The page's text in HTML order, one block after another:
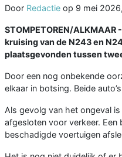
Door Redactie op 9 mei
STOMPETOREN/
kruising van de N243 en
plaatsgevonden tussen
Door een nog onbekende
elkaar in botsing. Beide
Als gevolg van het ongeval
afgesloten voor verkeer. Een
beschadigde voertuigen